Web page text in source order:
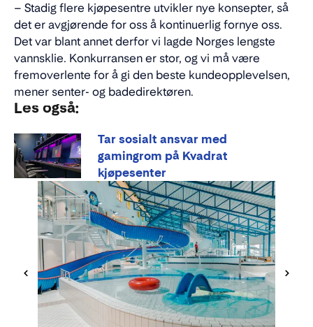
– Stadig flere kjøpesentre utvikler nye konsepter, så
det er avgjørende for oss å kontinuerlig fornye oss.
Det var blant annet derfor vi lagde Norges lengste
vannsklie. Konkurransen er stor, og vi må være
fremoverlente for å gi den beste kundeopplevelsen,
mener senter- og badedirektøren.
Les også:
Tar sosialt ansvar med
gamingrom på Kvadrat
kjøpesenter